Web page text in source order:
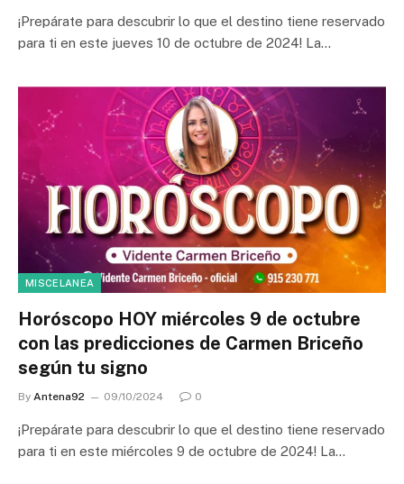
¡Prepárate para descubrir lo que el destino tiene reservado
para ti en este jueves 10 de octubre de 2024! La…
MISCELANEA
Horóscopo HOY miércoles 9 de octubre
con las predicciones de Carmen Briceño
según tu signo
By Antena92 09/10/2024 0
¡Prepárate para descubrir lo que el destino tiene reservado
para ti en este miércoles 9 de octubre de 2024! La…